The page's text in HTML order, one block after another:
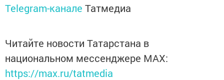
Telegram-канале Татмедиа
Читайте новости Татарстана в
национальном мессенджере MАХ:
https://max.ru/tatmedia